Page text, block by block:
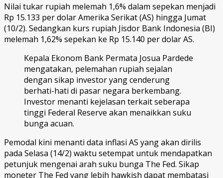
Nilai tukar rupiah melemah 1,6% dalam sepekan menjadi
Rp 15.133 per dolar Amerika Serikat (AS) hingga Jumat
(10/2). Sedangkan kurs rupiah Jisdor Bank Indonesia (BI)
melemah 1,62% sepekan ke Rp 15.140 per dolar AS.
Kepala Ekonom Bank Permata Josua Pardede
mengatakan, pelemahan rupiah sejalan
dengan sikap investor yang cenderung
berhati-hati di pasar negara berkembang.
Investor menanti kejelasan terkait seberapa
tinggi Federal Reserve akan menaikkan suku
bunga acuan.
Pemodal kini menanti data inflasi AS yang akan dirilis
pada Selasa (14/2) waktu setempat untuk mendapatkan
petunjuk mengenai arah suku bunga The Fed. Sikap
moneter The Fed yang lebih hawkish dapat membatasi